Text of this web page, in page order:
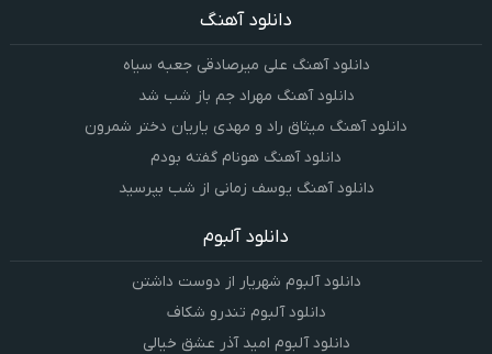
دانلود آهنگ
دانلود آهنگ علی میرصادقی جعبه سیاه
دانلود آهنگ مهراد جم باز شب شد
دانلود آهنگ میثاق راد و مهدی یاریان دختر شمرون
دانلود آهنگ هونام گفته بودم
دانلود آهنگ یوسف زمانی از شب بپرسید
دانلود آلبوم
دانلود آلبوم شهریار از دوست داشتن
دانلود آلبوم تندرو شکاف
دانلود آلبوم امید آذر عشق خیالی